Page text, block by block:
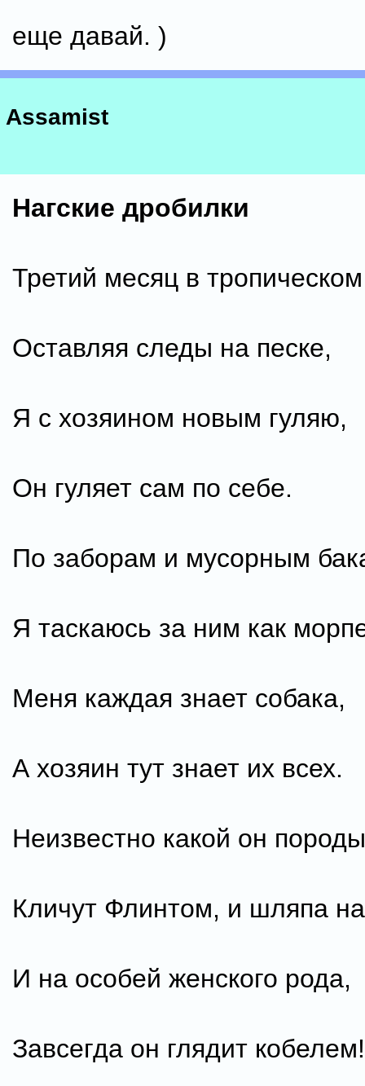
еще давай. )
Assamist
Нагские дробилки
Третий месяц в
Оставляя следы на песке,
Я с хозяином новым гуляю,
Он гуляет сам по себе.
По заборам и мусорным
Я таскаюсь за ним как
Меня каждая знает собака,
А хозяин тут знает их всех.
Неизвестно какой он
Кличут Флинтом, и шляпа
И на особей женского рода,
Завсегда он глядит кобелем!